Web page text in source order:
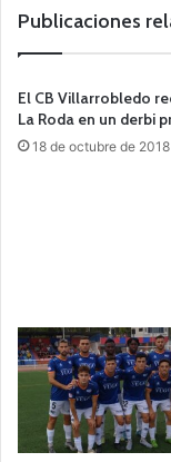
Publicaciones
El CB Villarrobledo
La Roda en un derbi
18 de octubre de 2018